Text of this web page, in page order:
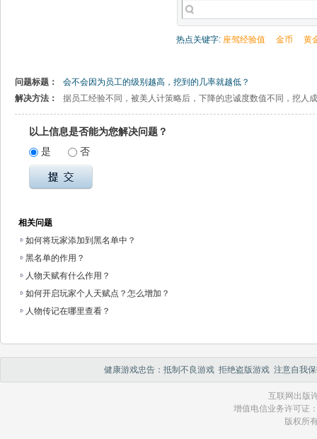
热点关键字: 座驾经验值 金币 黄
问题标题：
会不会因为员工的级别越高，挖到的几率就越低？
解决方法：
据员工经验不同，被美人计策略后，下降的忠诚度数值不同，挖人
以上信息是否能为您解决问题？
是
否
相关问题
如何将玩家添加到黑名单中？
黑名单的作用？
人物天赋有什么作用？
如何开启玩家个人天赋点？怎么增加？
人物传记在哪里查看？
健康游戏忠告：抵制不良游戏 拒绝盗版游戏 注意自我
互联网出版
增值电信业务许可证
版权所